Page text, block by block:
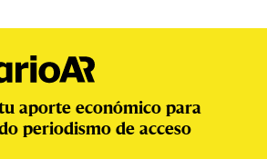
aporte económico para
periodismo de acceso